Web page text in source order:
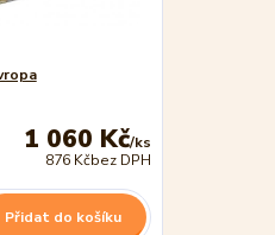
1 060 Kč/ks
876 Kčbez DPH
Přidat do košíku